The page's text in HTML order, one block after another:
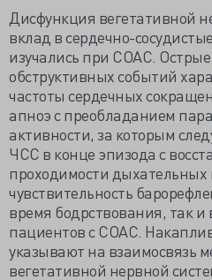
Дисфункция вегетативной
вклад в сердечно-
изучались при СОАС.
обструктивных событий
частоты сердечных
апноэ с преобладанием
активности, за которым
ЧСС в конце эпизода с
проходимости дыхательных
чувствительность
время бодрствования, так и
пациентов с СОАС.
указывают на взаимосвязь
вегетативной нервной